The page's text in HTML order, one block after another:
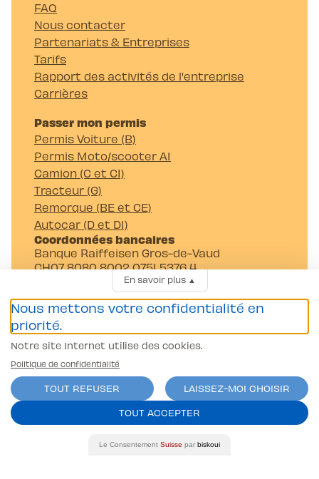
FAQ
Nous contacter
Partenariats & Entreprises
Tarifs
Rapport des activités de l'entreprise
Carrières
Passer mon permis
Permis Voiture (B)
Permis Moto/scooter A1
Camion (C et C1)
Tracteur (G)
Remorque (BE et CE)
Autocar (D et D1)
Coordonnées bancaires
Banque Raiffeisen Gros-de-Vaud
CH07 8080 8002 0751 5376 4
Auto-Moto-Ecole Pittet SA
Av. Juste-Olivier 23 1006 Lausanne
Conditions générales
Politique de confidentialité
ercos.ch
En savoir plus▲
Nous mettons votre confidentialité en
priorité.
Notre site Internet utilise des cookies.
Politique de confidentialité
TOUT REFUSER
LAISSEZ-MOI CHOISIR
TOUT ACCEPTER
Le Consentement Suisse par biskoui